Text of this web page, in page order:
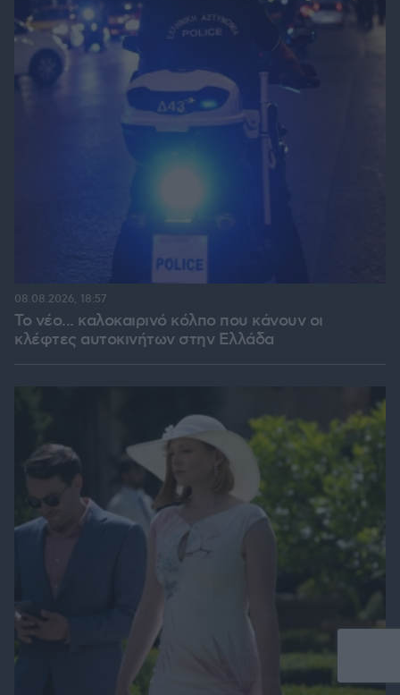
Το νέο... καλοκαιρινό κόλπο που κάνουν οι
κλέφτες αυτοκινήτων στην Ελλάδα
08.08.2026, 18:57